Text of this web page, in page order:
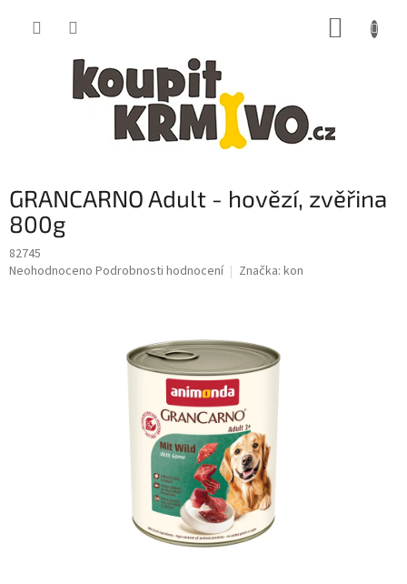
GRANCARNO Adult - hovězí, zvěřina
800g
82745
Průměrné
Neohodnoceno Podrobnosti hodnocení Značka: kon